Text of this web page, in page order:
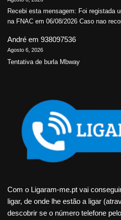
Recebi esta mensagem: Foi registada
na FNAC em 06/08/2026 Caso nao
André em 938097536
Agosto 6, 2026
Tentativa de burla Mbway
Com o Ligaram-me.pt vai
ligar, de onde lhe estão a ligar
descobrir se o número telefone